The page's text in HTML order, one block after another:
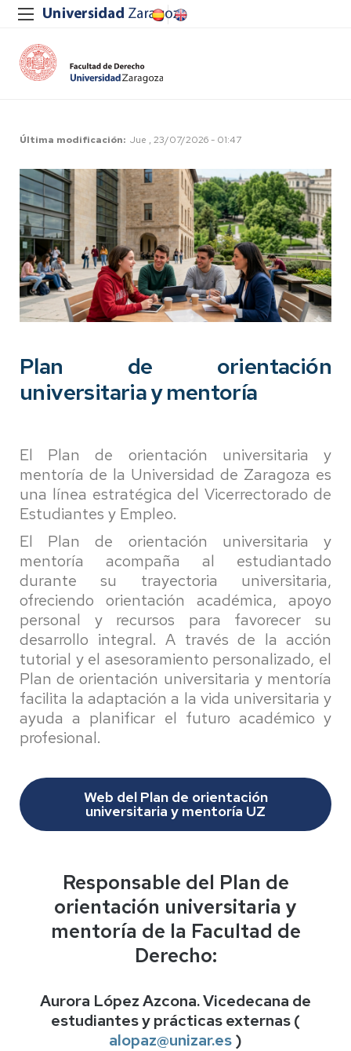
Última modificación Jue , 23/07/2026 - 01:47
Plan de orientación
universitaria y mentoría
El Plan de orientación universitaria y
mentoría de la Universidad de Zaragoza es
una línea estratégica del Vicerrectorado de
Estudiantes y Empleo.
El Plan de orientación universitaria y
mentoría acompaña al estudiantado
durante su trayectoria universitaria,
ofreciendo orientación académica, apoyo
personal y recursos para favorecer su
desarrollo integral. A través de la acción
tutorial y el asesoramiento personalizado, el
Plan de orientación universitaria y mentoría
facilita la adaptación a la vida universitaria y
ayuda a planificar el futuro académico y
profesional.
Web del Plan de orientación
universitaria y mentoría UZ
Responsable del Plan de
orientación universitaria y
mentoría de la Facultad de
Derecho:
Aurora López Azcona. Vicedecana de
estudiantes y prácticas externas (
alopaz@unizar.es)